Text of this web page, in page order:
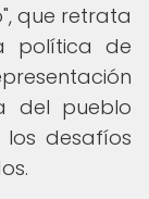
que retrata
política de
del pueblo
desafíos